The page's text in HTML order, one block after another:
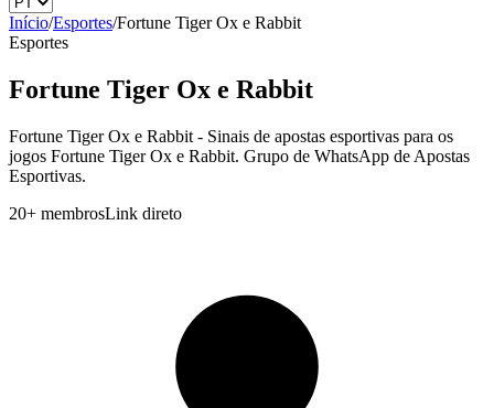
Início/Esportes/Fortune Tiger Ox e Rabbit
Esportes
Fortune Tiger Ox e Rabbit
Fortune Tiger Ox e Rabbit - Sinais de apostas esportivas para os
jogos Fortune Tiger Ox e Rabbit. Grupo de WhatsApp de Apostas
Esportivas.
20+ membrosLink direto